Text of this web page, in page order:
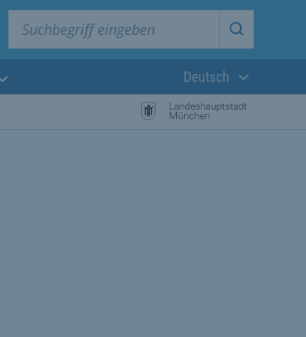
Suche
Aktuelle
Deutsch